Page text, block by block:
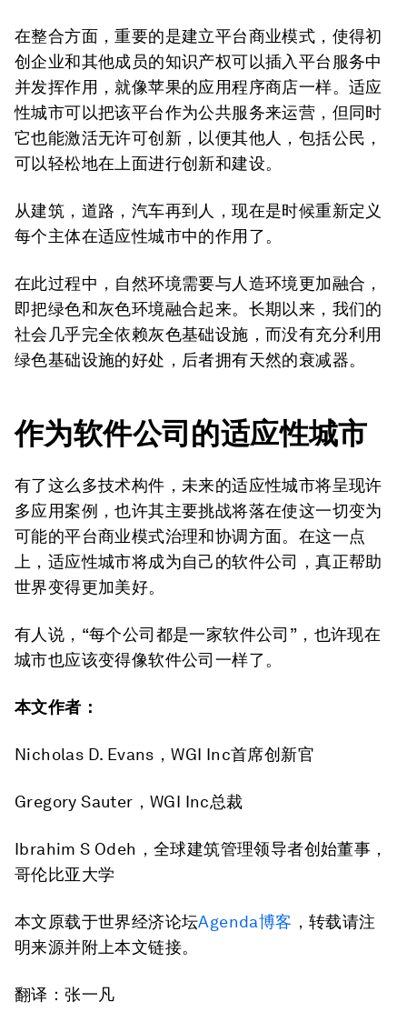
在整合方面，重要的是建立平台商业模式，使得初
创企业和其他成员的知识产权可以插入平台服务中
并发挥作用，就像苹果的应用程序商店一样。适应
性城市可以把该平台作为公共服务来运营，但同时
它也能激活无许可创新，以便其他人，包括公民，
可以轻松地在上面进行创新和建设。
从建筑，道路，汽车再到人，现在是时候重新定义
每个主体在适应性城市中的作用了。
在此过程中，自然环境需要与人造环境更加融合，
即把绿色和灰色环境融合起来。长期以来，我们的
社会几乎完全依赖灰色基础设施，而没有充分利用
绿色基础设施的好处，后者拥有天然的衰减器。
作为软件公司的适应性城市
有了这么多技术构件，未来的适应性城市将呈现许
多应用案例，也许其主要挑战将落在使这一切变为
可能的平台商业模式治理和协调方面。在这一点
上，适应性城市将成为自己的软件公司，真正帮助
世界变得更加美好。
有人说，“每个公司都是一家软件公司”，也许现在
城市也应该变得像软件公司一样了。
本文作者：
Nicholas D. Evans，WGI Inc首席创新官
Gregory Sauter，WGI Inc总裁
Ibrahim S Odeh，全球建筑管理领导者创始董事，
哥伦比亚大学
本文原载于世界经济论坛Agenda博客 ，转载请注
明来源并附上本文链接。
翻译：张一凡